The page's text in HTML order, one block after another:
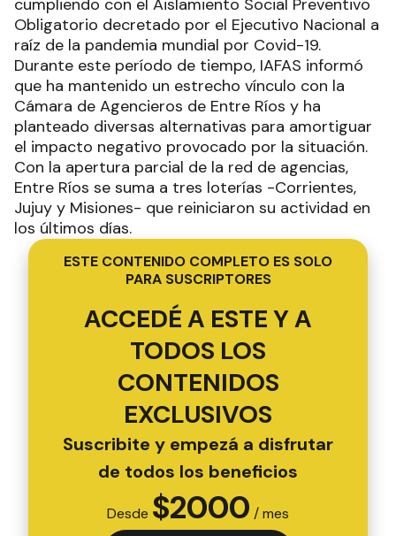
cumpliendo con el Aislamiento Social Preventivo
Obligatorio decretado por el Ejecutivo Nacional a
raíz de la pandemia mundial por Covid-19.
Durante este período de tiempo, IAFAS informó
que ha mantenido un estrecho vínculo con la
Cámara de Agencieros de Entre Ríos y ha
planteado diversas alternativas para amortiguar
el impacto negativo provocado por la situación.
Con la apertura parcial de la red de agencias,
Entre Ríos se suma a tres loterías -Corrientes,
Jujuy y Misiones- que reiniciaron su actividad en
los últimos días.
ESTE CONTENIDO COMPLETO ES SOLO
PARA SUSCRIPTORES
ACCEDÉ A ESTE Y A
TODOS LOS
CONTENIDOS
EXCLUSIVOS
Suscribite y empezá a disfrutar
de todos los beneficios
Desde $2000 / mes